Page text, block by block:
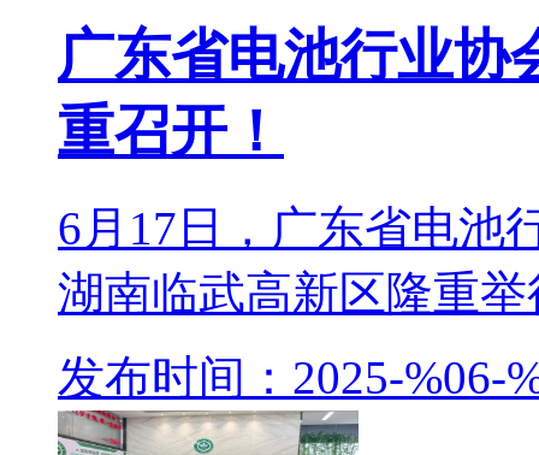
广东省电池行业协
重召开！
6月17日，广东省电池
湖南临武高新区隆重举
发布时间：2025-%06-